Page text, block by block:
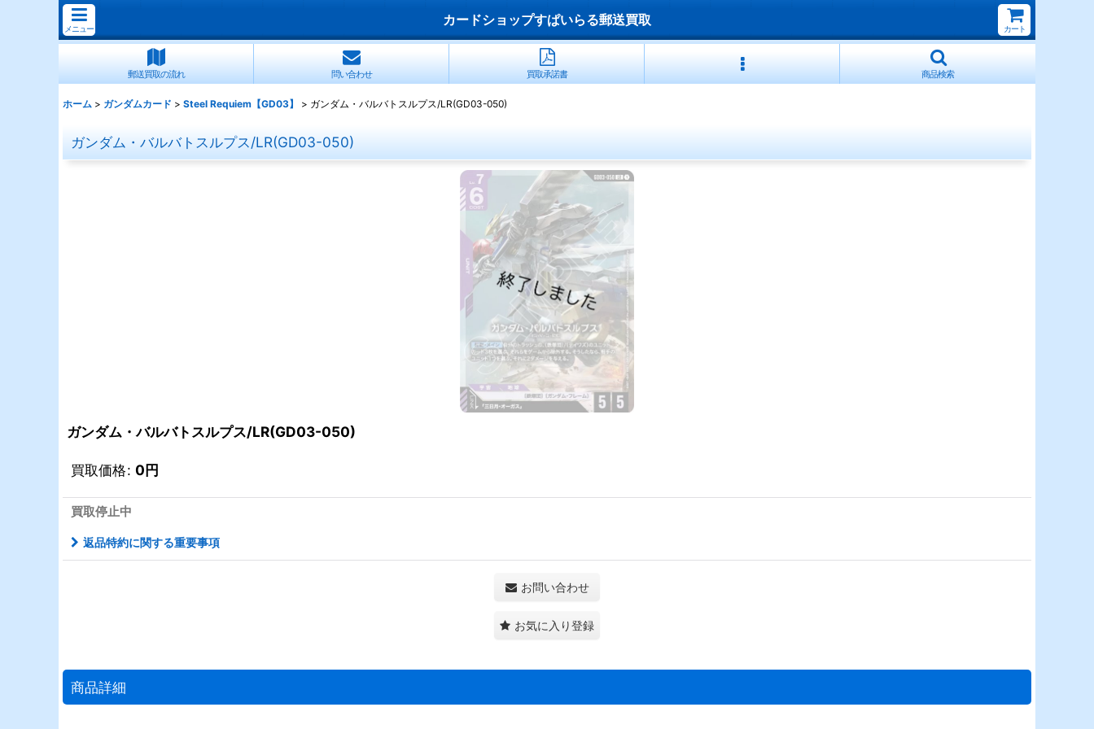
メニュー
カードショップすぱいらる郵送買取
カート
郵送買取の流れ 問い合わせ 買取承諾書 商品検索
ホーム > ガンダムカード > Steel Requiem【GD03】 > ガンダム・バルバトスルプス/LR(GD03-050)
ガンダム・バルバトスルプス/LR(GD03-050)
ガンダム・バルバトスルプス/LR(GD03-050)
買取価格: 0円
買取停止中
返品特約に関する重要事項
お問い合わせ
お気に入り登録
商品詳細